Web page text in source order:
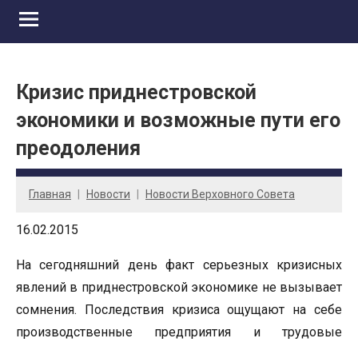
Кризис приднестровской
экономики и возможные пути его
преодоления
Главная Новости Новости Верховного Совета
16.02.2015
На сегодняшний день факт серьезных кризисных
явлений в приднестровской экономике не вызывает
сомнения. Последствия кризиса ощущают на себе
производственные предприятия и трудовые